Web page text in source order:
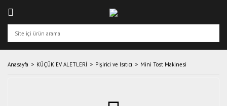
Anasayfa KÜÇÜK EV ALETLERİ Pişirici ve Isıtıcı Mini Tost Makinesi